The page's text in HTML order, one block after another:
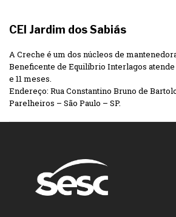
CEI Jardim dos Sabiás
A Creche é um dos núcleos de
Beneficente de Equilíbrio Interlagos atende
e 11 meses.
Endereço: Rua Constantino Bruno de
Parelheiros – São Paulo – SP.